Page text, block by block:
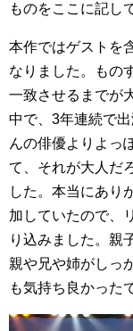
ものをここに記し
本作ではゲストを
なりました。もの
一致させるまでが
中で、3年連続で
んの俳優よりよっ
て、それが大人だ
した。本当にあり
加していたので、
り込みました。親
親や兄や姉がしっ
も気持ち良かった